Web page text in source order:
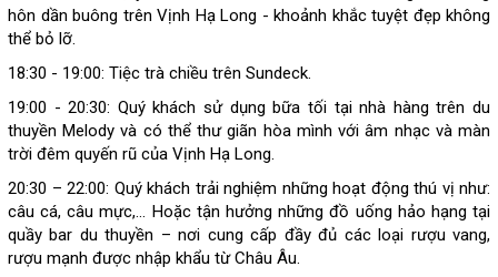
hôn dần buông trên Vịnh Hạ Long - khoảnh khắc tuyệt đẹp không
thể bỏ lỡ.
18:30 - 19:00: Tiệc trà chiều trên Sundeck.
19:00 - 20:30: Quý khách sử dụng bữa tối tại nhà hàng trên du
thuyền Melody và có thể thư giãn hòa mình với âm nhạc và màn
trời đêm quyến rũ của Vịnh Hạ Long.
20:30 – 22:00: Quý khách trải nghiệm những hoạt động thú vị như:
câu cá, câu mực,… Hoặc tận hưởng những đồ uống hảo hạng tại
quầy bar du thuyền – nơi cung cấp đầy đủ các loại rượu vang,
rượu mạnh được nhập khẩu từ Châu Âu.